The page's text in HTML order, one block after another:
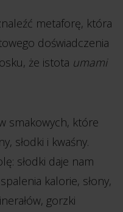
metaforę, która
doświadczenia
że istota umami
smakowych, które
słodki i kwaśny.
słodki daje nam
kalorie, słony,
gorzki